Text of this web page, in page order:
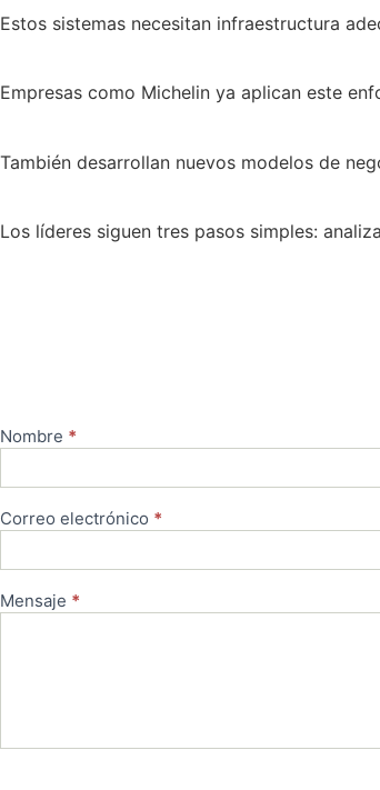
Estos sistemas necesitan infraestructura
Empresas como Michelin ya aplican este
También desarrollan nuevos modelos de
Los líderes siguen tres pasos simples:
Contacto
Nombre *
Correo electrónico *
Mensaje *